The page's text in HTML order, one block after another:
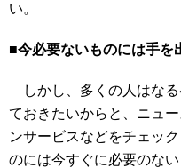
い。
■今必要ないものには手を
しかし、多くの人はな
ておきたいからと、ニュ
ンサービスなどをチェッ
のには今すぐに必要のな